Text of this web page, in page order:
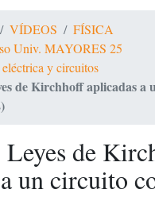
VÍDEOS
FÍSICA
Univ. MAYORES 25
y circuitos
de Kirchhoff aplicadas a
de
un circuito